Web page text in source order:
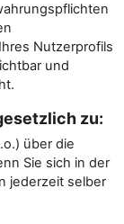
Nutzerprofils
und
zu:
über die
Sie sich in der
jederzeit selber